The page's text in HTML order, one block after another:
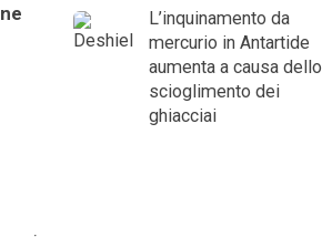
L’inquinamento da
mercurio in Antartide
aumenta a causa dello
scioglimento dei
ghiacciai